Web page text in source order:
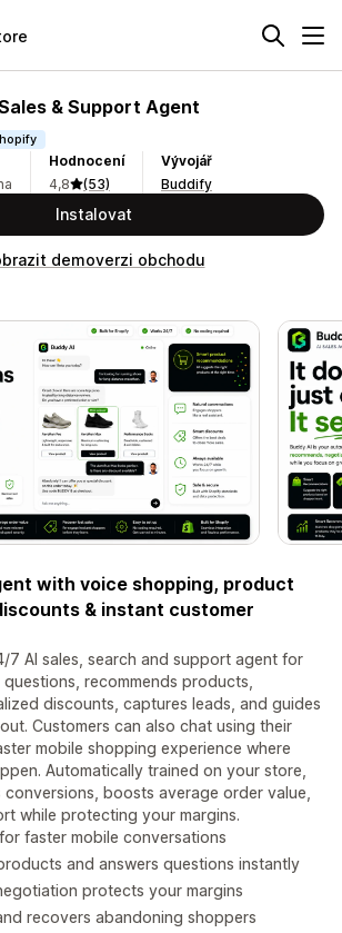
& Support Agent
Hodnocení
4,8
(53)
Vývojář
Buddify
Instalovat
demoverzi obchodu
with voice shopping, product
& instant customer
7 AI sales, search and support agent for
recommends products,
discounts, captures leads, and guides
Customers can also chat using their
mobile shopping experience where
Automatically trained on your store,
conversions, boosts average order value,
while protecting your margins.
faster mobile conversations
and answers questions instantly
protects your margins
recovers abandoning shoppers